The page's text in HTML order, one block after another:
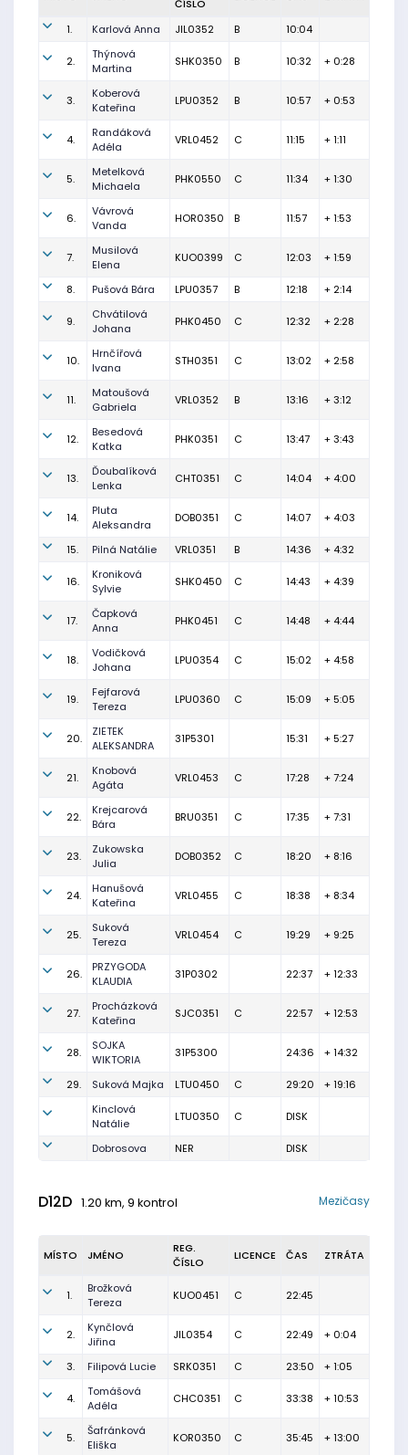
ČÍSLO
1. Karlová Anna JIL0352 B 10:04
2.
Thýnová
Martina
SHK0350 B 10:32 + 0:28
3.
Koberová
Kateřina
LPU0352 B 10:57 + 0:53
4.
Randáková
Adéla
VRL0452 C 11:15 + 1:11
5.
Metelková
Michaela
PHK0550 C 11:34 + 1:30
6.
Vávrová
Vanda
HOR0350 B 11:57 + 1:53
7.
Musilová
Elena
KUO0399 C 12:03 + 1:59
8. Pušová Bára LPU0357 B 12:18 + 2:14
9.
Chvátilová
Johana
PHK0450 C 12:32 + 2:28
10.
Hrnčířová
Ivana
STH0351 C 13:02 + 2:58
11.
Matoušová
Gabriela
VRL0352 B 13:16 + 3:12
12.
Besedová
Katka
PHK0351 C 13:47 + 3:43
13.
Ďoubalíková
Lenka
CHT0351 C 14:04 + 4:00
14.
Pluta
Aleksandra
DOB0351 C 14:07 + 4:03
15. Pilná Natálie VRL0351 B 14:36 + 4:32
16.
Kroniková
Sylvie
SHK0450 C 14:43 + 4:39
17.
Čapková
Anna
PHK0451 C 14:48 + 4:44
18.
Vodičková
Johana
LPU0354 C 15:02 + 4:58
19.
Fejfarová
Tereza
LPU0360 C 15:09 + 5:05
20.
ZIETEK
ALEKSANDRA
31P5301 15:31 + 5:27
21.
Knobová
Agáta
VRL0453 C 17:28 + 7:24
22.
Krejcarová
Bára
BRU0351 C 17:35 + 7:31
23.
Zukowska
Julia
DOB0352 C 18:20 + 8:16
24.
Hanušová
Kateřina
VRL0455 C 18:38 + 8:34
25.
Suková
Tereza
VRL0454 C 19:29 + 9:25
26.
PRZYGODA
KLAUDIA
31P0302 22:37 + 12:33
27.
Procházková
Kateřina
SJC0351 C 22:57 + 12:53
28.
SOJKA
WIKTORIA
31P5300 24:36 + 14:32
29. Suková Majka LTU0450 C 29:20
+ 19:16
Kinclová
Natálie
LTU0350 C DISK
Dobrosova NER DISK
D12D 1.20 km, 9 kontrol Mezičasy
MÍSTO JMÉNO
REG.
ČÍSLO
LICENCE ČAS ZTRÁTA
1.
Brožková
Tereza
KUO0451 C 22:45
2.
Kynčlová
Jiřina
JIL0354 C 22:49 + 0:04
3. Filipová Lucie SRK0351 C 23:50 + 1:05
4.
Tomášová
Adéla
CHC0351 C 33:38 + 10:53
5.
Šafránková
Eliška
KOR0350 C 35:45 + 13:00